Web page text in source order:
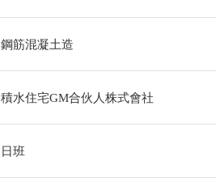
鋼筋混凝土造
積水住宅GM合伙人株式會社
日班